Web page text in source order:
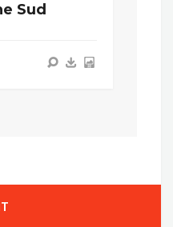
Sud